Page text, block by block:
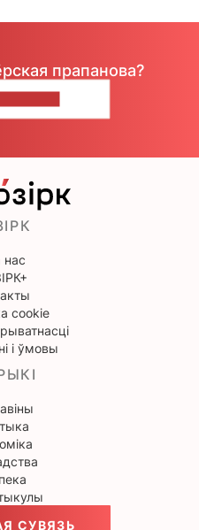
прапанова?
нас
cookie
і ўмовы
СУВЯЗЬ